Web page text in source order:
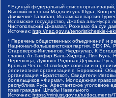
* Единый федеральный список
Высший военный Маджлисуль Шура,
Движение Талибан, Исламская партия
Исламское государство, Джабха аль-
Чистопольский Джамаат, Рохнамо ба суи
Источник: http://nac.gov.ru/terroristicheskie-i-
* Перечень общественных объединений и
Национал-большевистская партия, ВЕК РА,
Староверов-Инглингов, Нурджулар, К
славян, Ат-Такфир Валь-Хиджра, Пит Буль,
Череповца, Духовно-Родовая Держава
Кровь и Честь, О свободе совести и о
религиозная организация п. Боровский,
организация «Братство», Свидетели
болельщиков «Фирма», Молодежная
республика Русь, Арестантское
прав граждан, Штабы Навального
Источник: https://minjust.gov.ru/ru/documents/